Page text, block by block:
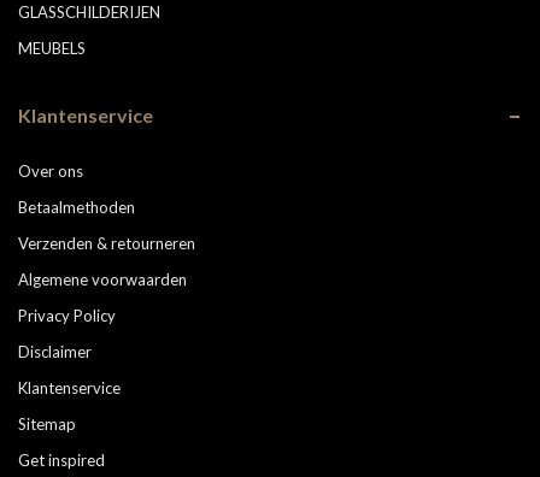
GLASSCHILDERIJEN
MEUBELS
Klantenservice
Over ons
Betaalmethoden
Verzenden & retourneren
Algemene voorwaarden
Privacy Policy
Disclaimer
Klantenservice
Sitemap
Get inspired